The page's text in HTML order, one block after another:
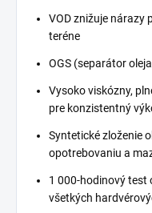
VOD znižuje nárazy
teréne
OGS (separátor
Vysoko viskózny,
pre konzistentný
Syntetické zloženie
opotrebovaniu a
1 000-hodinový test
všetkých